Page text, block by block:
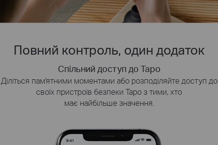
Повний контроль, один додаток
Настроювані зони конфіденційності
Налаштуйте настроювані зони конфіденційності, щоб
зосередитися на важливих областях. Вимкніть запис руху
та сповіщення для вибраних зон, коли вам потрібна тиша та
Розумне відтворення
Швидко знаходьте та завантажуйте цікаві моменти,
вибираючи тип події або пересуваючи часову шкалу.
Спільний доступ до Tapo
Діліться пам'ятними моментами або розподіляйте доступ до
своїх пристроїв безпеки Tapo з тими, хто
має найбільше значення.